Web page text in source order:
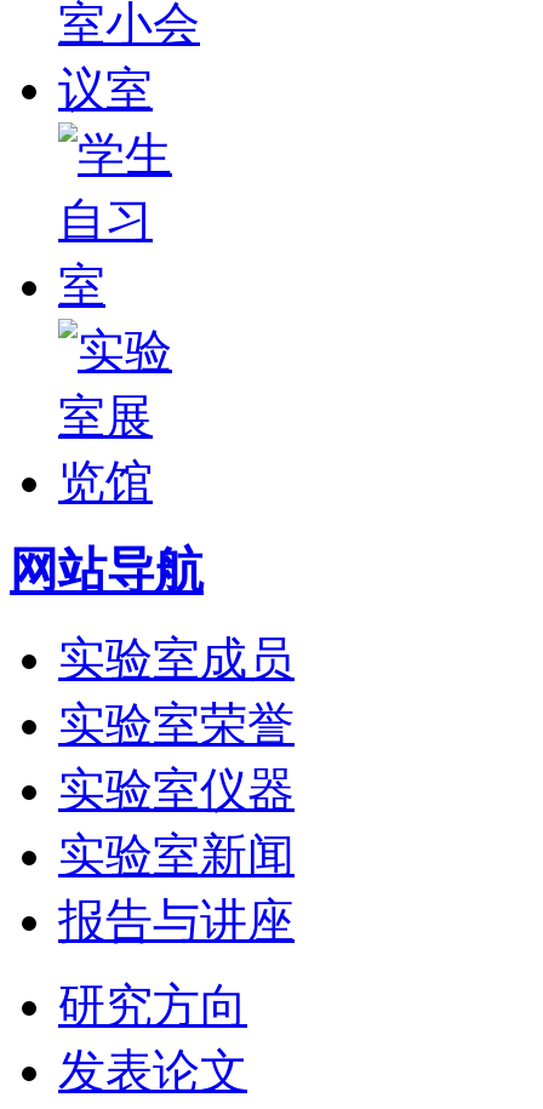
网站导航
实验室成员
实验室荣誉
实验室仪器
实验室新闻
报告与讲座
研究方向
发表论文